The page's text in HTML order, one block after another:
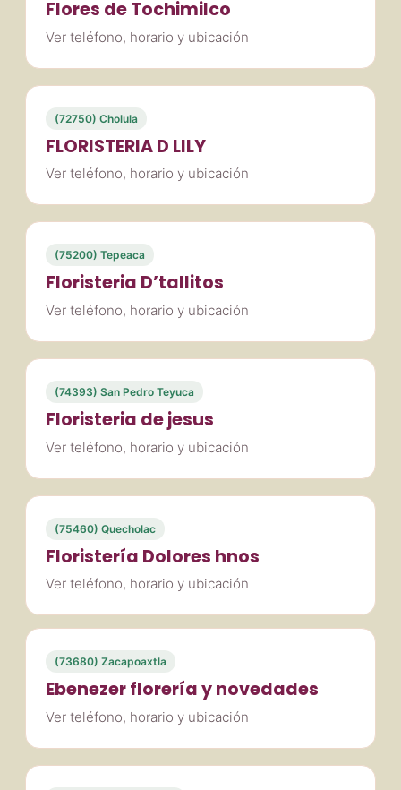
Flores de Tochimilco
Ver teléfono, horario y ubicación
(72750) Cholula
FLORISTERIA D LILY
Ver teléfono, horario y ubicación
(75200) Tepeaca
Floristeria D’tallitos
Ver teléfono, horario y ubicación
(74393) San Pedro Teyuca
Floristeria de jesus
Ver teléfono, horario y ubicación
(75460) Quecholac
Floristería Dolores hnos
Ver teléfono, horario y ubicación
(73680) Zacapoaxtla
Ebenezer florería y novedades
Ver teléfono, horario y ubicación